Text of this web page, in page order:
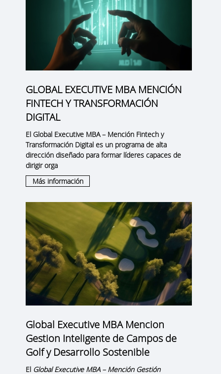
GLOBAL EXECUTIVE MBA MENCIÓN
FINTECH Y TRANSFORMACIÓN
DIGITAL
El Global Executive MBA – Mención Fintech y
Transformación Digital es un programa de alta
dirección diseñado para formar líderes capaces de
dirigir orga
Más información
Global Executive MBA Mencion
Gestion Inteligente de Campos de
Golf y Desarrollo Sostenible
El Global Executive MBA – Mención Gestión